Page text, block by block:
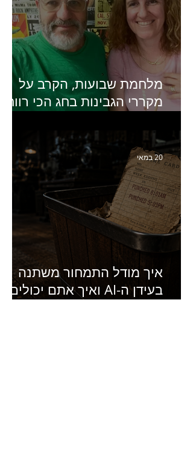
מלחמת שבועות, הקרב על
מקררי הגבינות בחג הכי רווחי
סמנכ״לית השיווק והמכירות
של מחלבות גד
איך מודל התמחור משתנה
בעידן ה-AI ואיך אתם יכולים
20 במאי